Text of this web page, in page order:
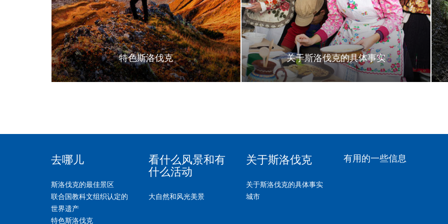
特色斯洛伐克 关于斯洛伐克的具体事实
去哪儿
斯洛伐克的最佳景区
联合国教科文组织认定的
世界遗产
特色斯洛伐克
看什么风景和有
什么活动
大自然和风光美景
关于斯洛伐克
关于斯洛伐克的具体事实
城市
有用的一些信息